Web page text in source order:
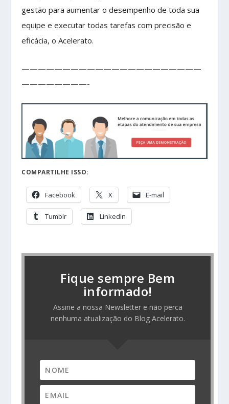
gestão para aumentar o desempenho de toda sua
equipe e executar todas tarefas com precisão e
eficácia, o Acelerato.
——————————————————————
————————-
COMPARTILHE ISSO:
Facebook X E-mail
Tumblr LinkedIn
Fique sempre Bem
informado!
Assine a nossa Newsletter e não perca
nenhuma atualização do Blog Acelerato.